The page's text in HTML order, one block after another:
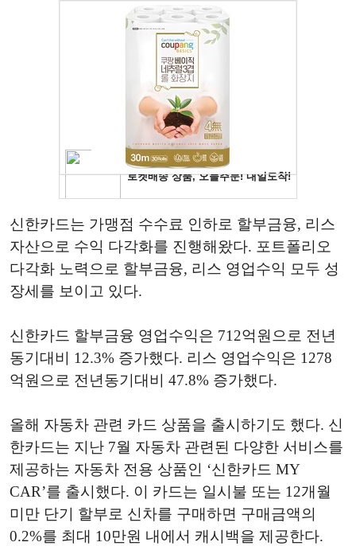
신한카드는 가맹점 수수료 인하로 할부금융, 리스
자산으로 수익 다각화를 진행해왔다. 포트폴리오
다각화 노력으로 할부금융, 리스 영업수익 모두 성
장세를 보이고 있다.
신한카드 할부금융 영업수익은 712억원으로 전년
동기대비 12.3% 증가했다. 리스 영업수익은 1278
억원으로 전년동기대비 47.8% 증가했다.
올해 자동차 관련 카드 상품을 출시하기도 했다. 신
한카드는 지난 7월 자동차 관련된 다양한 서비스를
제공하는 자동차 전용 상품인 ‘신한카드 MY
CAR’를 출시했다. 이 카드는 일시불 또는 12개월
미만 단기 할부로 신차를 구매하면 구매금액의
0.2%를 최대 10만원 내에서 캐시백을 제공한다.